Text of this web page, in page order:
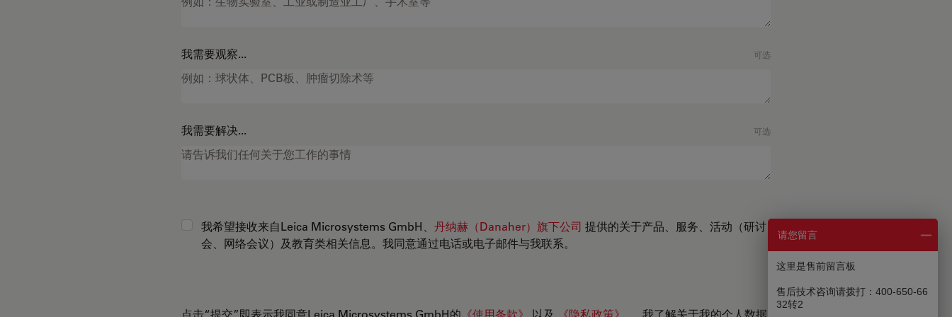
我需要观察... 可选
我需要解决... 可选
我希望接收来自Leica Microsystems GmbH、 丹纳赫（Danaher）旗下公司 提供的关于产品、服务、活动（研讨
会、网络会议）及教育类相关信息。我同意通过电话或电子邮件与我联系。
点击“提交”即表示我同意Leica Microsystems GmbH的 《使用条款》 以及 《隐私政策》 。 我了解关于我的个人数据
请您留言
这里是售前留言板
售后技术咨询请拨打：400-650-66
32转2